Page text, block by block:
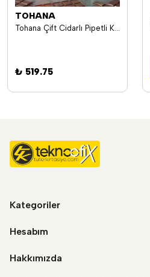
TOHANA
Tohana Çift Cidarlı Pipetli Kulaklı Polikarbon Bardak 450 ml H2O49108 1216
₺ 519.75
Kategoriler
Hesabım
Hakkımızda